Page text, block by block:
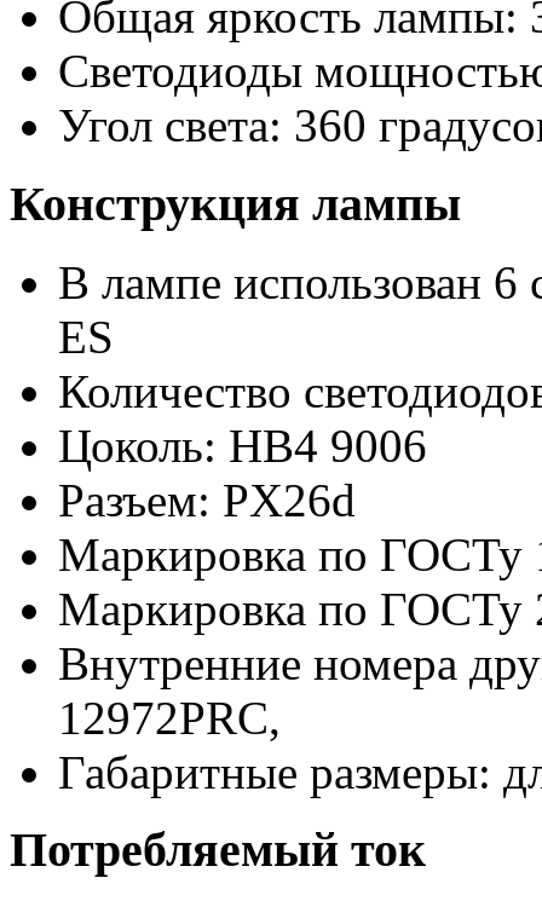
Общая яркость лампы:
Светодиоды
Угол света: 360
Конструкция лампы
В лампе использован
ES
Количество
Цоколь: HB4 9006
Разъем: PX26d
Маркировка по ГОСТу
Маркировка по ГОСТу
Внутренние номера
12972PRC,
Габаритные размеры:
Потребляемый ток